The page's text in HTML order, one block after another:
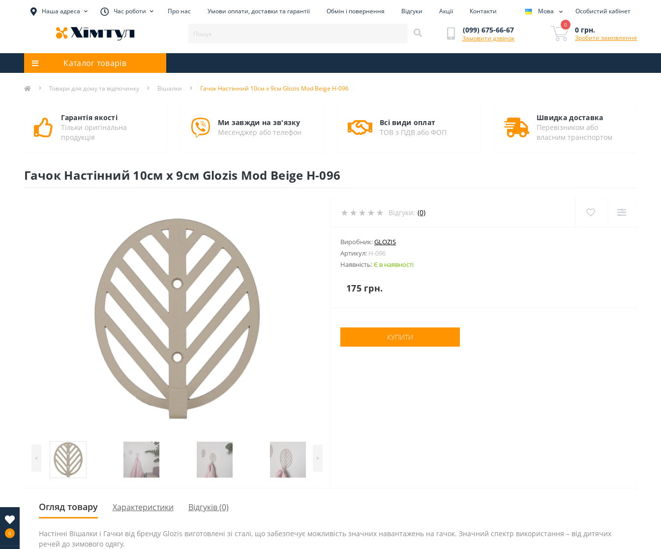
0
Наша адреса Час роботи Про нас Умови оплати, доставки та гарантії Обмін і повернення Відгуки Акції Контакти Мова Особистий кабінет
(099) 675-66-67
Замовити дзвінок
0
0 грн.
Зробити замовлення
Каталог товарів
Товари для дому та відпочинку Вішалки Гачок Настінний 10см х 9см Glozis Mod Beige H-096
Гарантія якості
Тільки оригінальна
продукція
Ми завжди на зв'язку
Месенджер або телефон
Всі види оплат
ТОВ з ПДВ або ФОП
Швидка доставка
Перевізником або
власним транспортом
Гачок Настінний 10см х 9см Glozis Mod Beige H-096
< >
Відгуки: (0)
Виробник:GLOZIS
Артикул: H-096
Наявність:Є в наявності
175 грн.
КУПИТИ
Огляд товару Характеристики Відгуків (0)
Настінні Вішалки і Гачки від бренду Glozis виготовлені зі сталі, що забезпечує можливість значних навантажень на гачок. Значний спектр використання – від дитячих
речей до зимового одягу.